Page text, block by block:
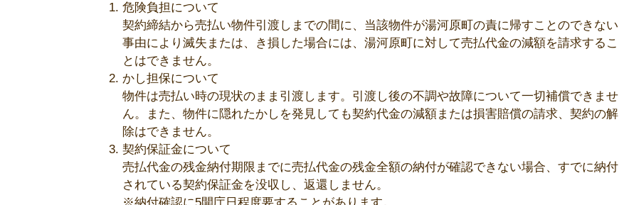
危険負担について
契約締結から売払い物件引渡しまでの間に、当該物件が湯河原町の責に帰すことのできない
事由により滅失または、き損した場合には、湯河原町に対して売払代金の減額を請求するこ
とはできません。
かし担保について
物件は売払い時の現状のまま引渡します。引渡し後の不調や故障について一切補償できませ
ん。また、物件に隠れたかしを発見しても契約代金の減額または損害賠償の請求、契約の解
除はできません。
契約保証金について
売払代金の残金納付期限までに売払代金の残金全額の納付が確認できない場合、すでに納付
されている契約保証金を没収し、返還しません。